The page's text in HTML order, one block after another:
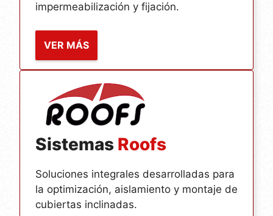
impermeabilización y fijación.
VER MÁS
Sistemas Roofs
Soluciones integrales desarrolladas para
la optimización, aislamiento y montaje de
cubiertas inclinadas.